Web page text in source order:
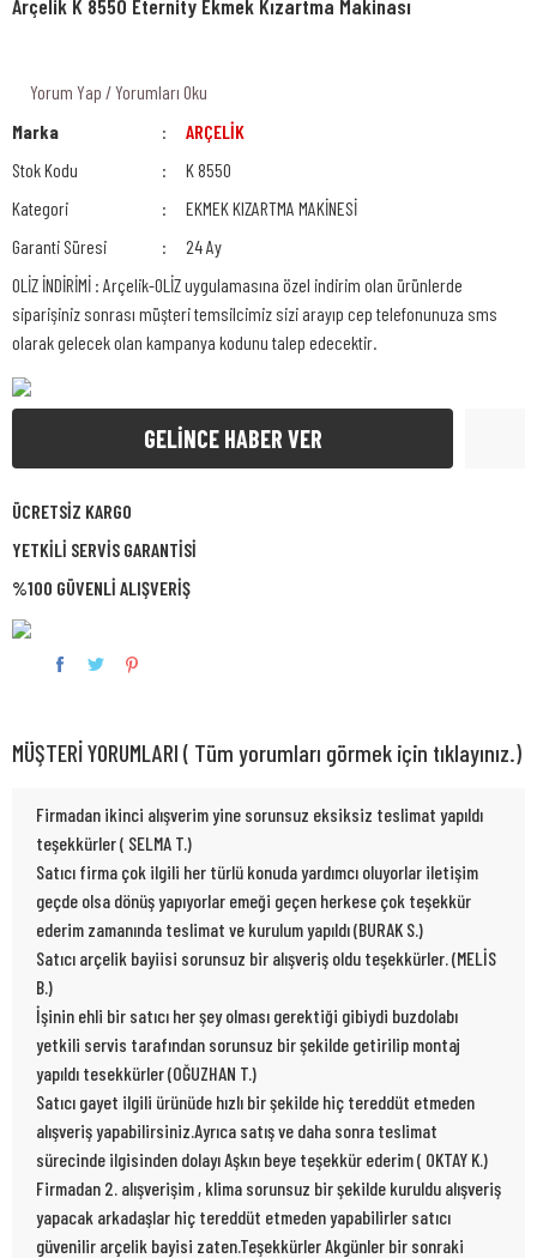
Arçelik K 8550 Eternity Ekmek Kızartma Makinası
Yorum Yap / Yorumları Oku
Marka
ARÇELİK
Stok Kodu
K 8550
Kategori
EKMEK KIZARTMA MAKİNESİ
Garanti Süresi
24 Ay
OLİZ İNDİRİMİ : Arçelik-OLİZ uygulamasına özel indirim olan ürünlerde
siparişiniz sonrası müşteri temsilcimiz sizi arayıp cep telefonunuza sms
olarak gelecek olan kampanya kodunu talep edecektir.
GELİNCE HABER VER
ÜCRETSİZ KARGO
YETKİLİ SERVİS GARANTİSİ
%100 GÜVENLİ ALIŞVERİŞ
MÜŞTERİ YORUMLARI ( Tüm yorumları görmek için tıklayınız.)
Firmadan ikinci alışverim yine sorunsuz eksiksiz teslimat yapıldı
teşekkürler ( SELMA T.)
Satıcı firma çok ilgili her türlü konuda yardımcı oluyorlar iletişim
geçde olsa dönüş yapıyorlar emeği geçen herkese çok teşekkür
ederim zamanında teslimat ve kurulum yapıldı (BURAK S.)
Satıcı arçelik bayiisi sorunsuz bir alışveriş oldu teşekkürler. (MELİS
B.)
İşinin ehli bir satıcı her şey olması gerektiği gibiydi buzdolabı
yetkili servis tarafından sorunsuz bir şekilde getirilip montaj
yapıldı tesekkürler (OĞUZHAN T.)
Satıcı gayet ilgili ürünüde hızlı bir şekilde hiç tereddüt etmeden
alışveriş yapabilirsiniz.Ayrıca satış ve daha sonra teslimat
sürecinde ilgisinden dolayı Aşkın beye teşekkür ederim ( OKTAY K.)
Firmadan 2. alışverişim , klima sorunsuz bir şekilde kuruldu alışveriş
yapacak arkadaşlar hiç tereddüt etmeden yapabilirler satıcı
güvenilir arçelik bayisi zaten.Teşekkürler Akgünler bir sonraki